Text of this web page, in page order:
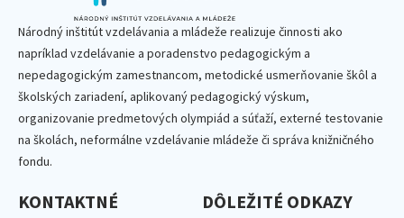
Národný inštitút vzdelávania a mládeže realizuje činnosti ako
napríklad vzdelávanie a poradenstvo pedagogickým a
nepedagogickým zamestnancom, metodické usmerňovanie škôl a
školských zariadení, aplikovaný pedagogický výskum,
organizovanie predmetových olympiád a súťaží, externé testovanie
na školách, neformálne vzdelávanie mládeže či správa knižničného
fondu.
KONTAKTNÉ
DÔLEŽITÉ ODKAZY